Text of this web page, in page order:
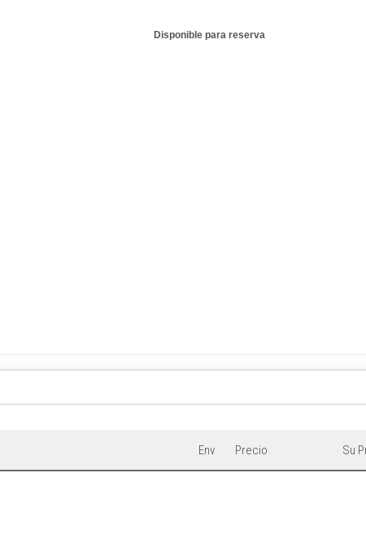
Disponible para reserva
Env Precio Su